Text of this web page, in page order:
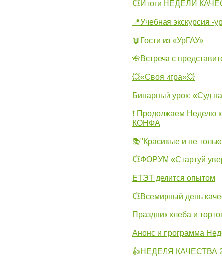
💥Итоги НЕДЕЛИ
📍Учебная экскурсия -
📖Гости из «УрГАУ»
🌺Встреча с
💥«Своя игра»💥
Бинарный урок: «Суд
❗ Продолжаем Неделю
КОНФА
📚"Красивые и не
💥ФОРУМ «Стартуй
ЕТЭТ делится опытом
💥Всемирный день
Праздник хлеба и
Анонс и программа
👍НЕДЕЛЯ КАЧЕСТВА